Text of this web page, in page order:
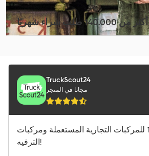
Bomag Bw 90 Ad-5
Caterpillar D5
Jcb 155
Jcb 533-105
Kaeser M 250
أكثر من 140.000 طلب شراء شهريًا
TruckScout24
مجانا في المتجر
تطبيق رقم 1 للمركبات التجارية المستعملة ومركبات
الترفيه!